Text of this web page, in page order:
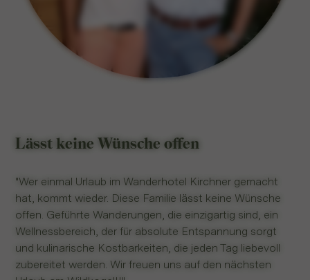
Lässt keine Wünsche offen
"Wer einmal Urlaub im Wanderhotel Kirchner gemacht
hat, kommt wieder. Diese Familie lässt keine Wünsche
offen. Geführte Wanderungen, die einzigartig sind, ein
Wellnessbereich, der für absolute Entspannung sorgt
und kulinarische Kostbarkeiten, die jeden Tag liebevoll
zubereitet werden. Wir freuen uns auf den nächsten